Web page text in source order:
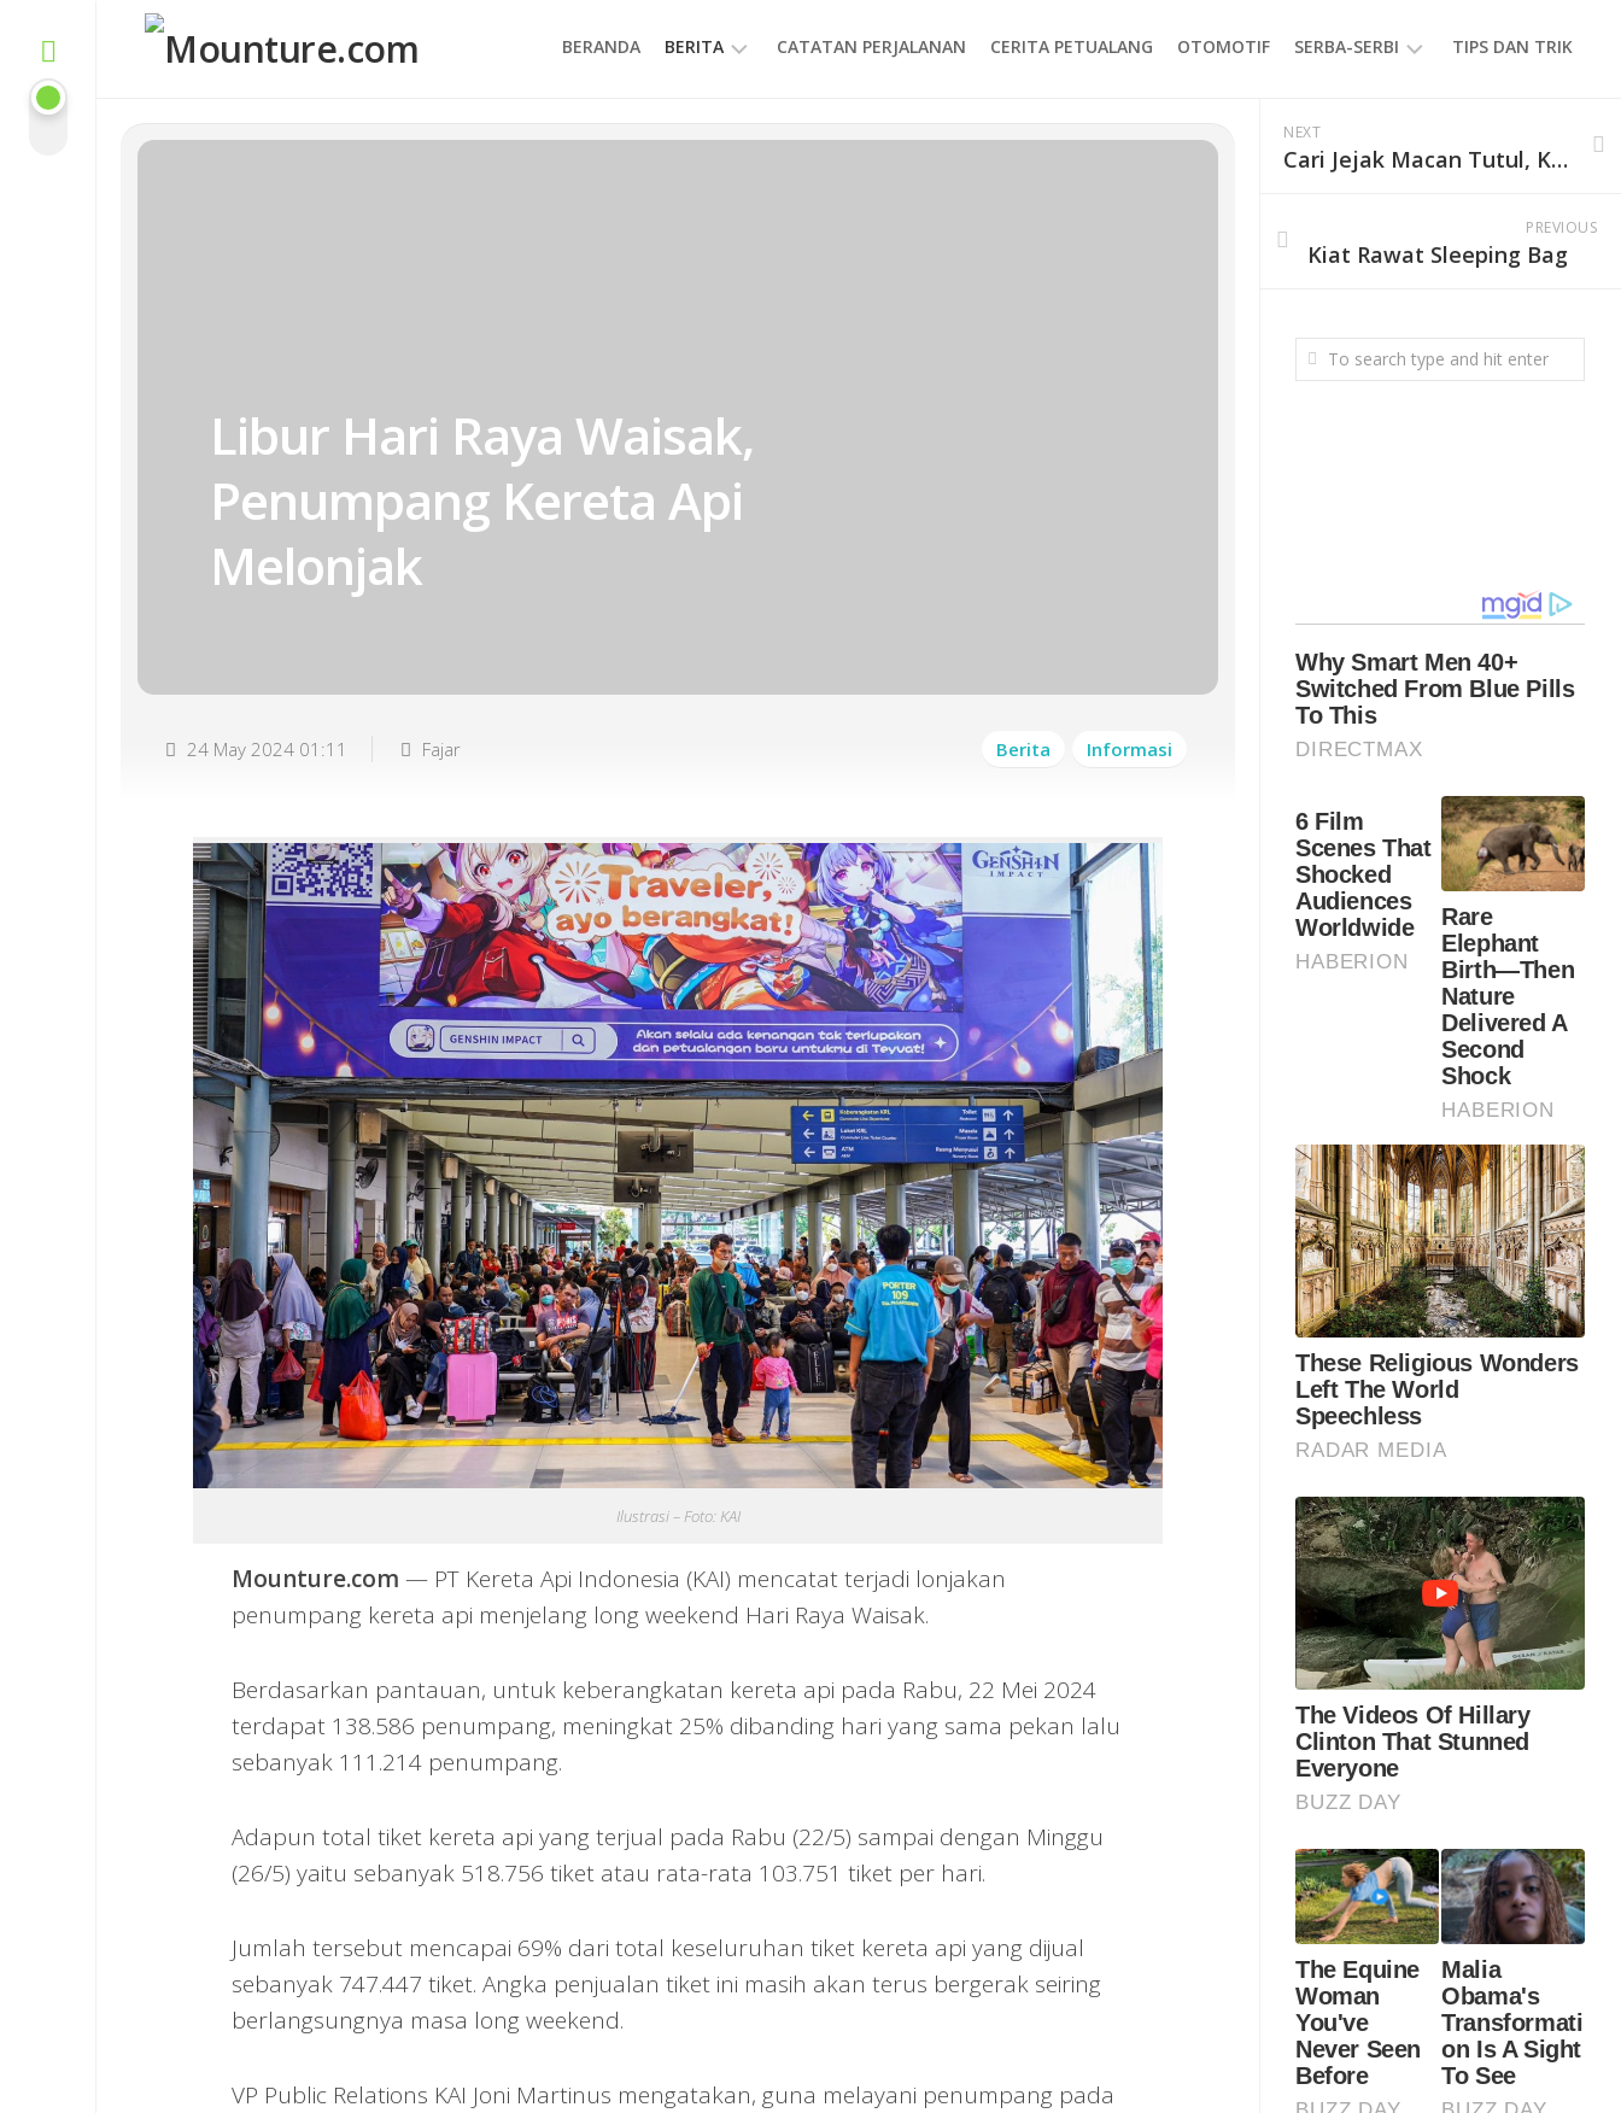
content
BERANDA BERITA CATATAN PERJALANAN CERITA PETUALANG OTOMOTIF SERBA-SERBI
EVENT
GAYA
TIPS DAN TRIK
Libur Hari Raya Waisak,
Penumpang Kereta Api
Melonjak
24 May 2024 01:11 Fajar Berita Informasi
Ilustrasi – Foto: KAI
Mounture.com — PT Kereta Api Indonesia (KAI) mencatat terjadi lonjakan
penumpang kereta api menjelang long weekend Hari Raya Waisak.
Berdasarkan pantauan, untuk keberangkatan kereta api pada Rabu, 22 Mei 2024
terdapat 138.586 penumpang, meningkat 25% dibanding hari yang sama pekan lalu
sebanyak 111.214 penumpang.
Adapun total tiket kereta api yang terjual pada Rabu (22/5) sampai dengan Minggu
(26/5) yaitu sebanyak 518.756 tiket atau rata-rata 103.751 tiket per hari.
Jumlah tersebut mencapai 69% dari total keseluruhan tiket kereta api yang dijual
sebanyak 747.447 tiket. Angka penjualan tiket ini masih akan terus bergerak seiring
berlangsungnya masa long weekend.
VP Public Relations KAI Joni Martinus mengatakan, guna melayani penumpang pada
NEXT
Cari Jejak Macan Tutul, Kamera Trap Dipasang di Gunung Prau
PREVIOUS
Kiat Rawat Sleeping Bag